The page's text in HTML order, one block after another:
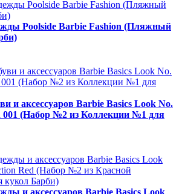
Poolside Barbie Fashion (Пляжный
и аксессуаров Barbie Basics Look No.
(Набор №2 из Коллекции №1 для